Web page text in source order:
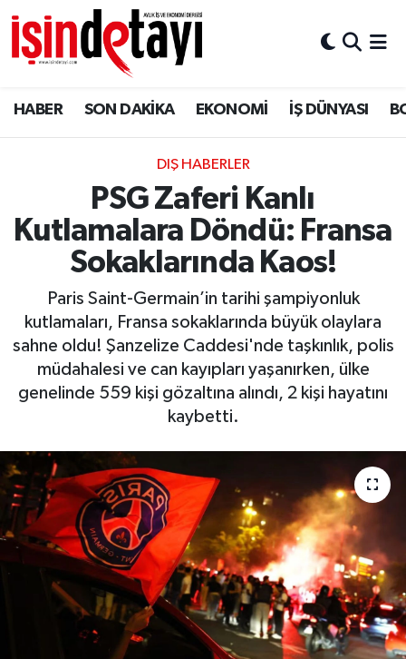
HABER SON DAKİKA EKONOMİ İŞ DÜNYASI
DIŞ HABERLER
PSG Zaferi Kanlı
Kutlamalara Döndü: Fransa
Sokaklarında Kaos!
Paris Saint-Germain’in tarihi şampiyonluk
kutlamaları, Fransa sokaklarında büyük olaylara
sahne oldu! Şanzelize Caddesi'nde taşkınlık, polis
müdahalesi ve can kayıpları yaşanırken, ülke
genelinde 559 kişi gözaltına alındı, 2 kişi hayatını
kaybetti.
DÜNYA
Eğitim
ENERJİ HABERİ
GAYRİMENKUL
HABER
LOJİSTİK
MAGAZİN
SAĞLIK
SON DAKİKA
SPOR
FİNANS
Nöbetçi Eczaneler
Hava Durumu
İstanbul Namaz Vakitleri
Trafik Durumu
Süper Lig Puan Durumu ve Fikstür
Tüm Manşetler
Son Dakika Haberleri
Haber Arşivi